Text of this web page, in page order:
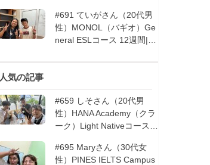
ピン留学5回目リピータ
ー）| フィリピン留学
#691 ていがさん（20代男
性）MONOL（バギオ）Ge
neral ESLコース 12週間|
人気の記事
#659 しそさん（20代男
性）HANA Academy（クラ
ーク）Light Nativeコース 4
#695 Maryさん（30代女
性）PINES IELTS Campus